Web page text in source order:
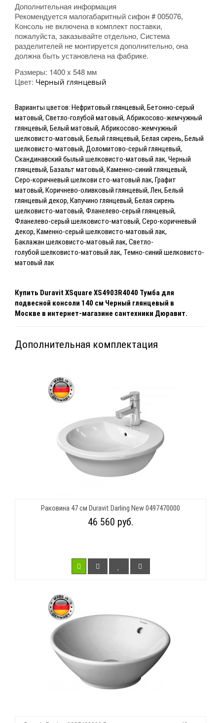
Дополнительная информация
Рекомендуется малогабаритный сифон # 005076,
Консоль не включена в комплект поставки,
пожалуйста, заказывайте отдельно, Система
разделителей не монтируется дополнительно, она
должна быть установлена на фабрике.
Размеры: 1400 x 548 мм
Цвет: Черный глянцевый
Варианты цветов: Нефритовый глянцевый, Бетонно-серый
матовый, Светло-голубой матовый, Абрикосово-жемчужный
глянцевый, Белый матовый, Абрикосово-жемчужный
шелковисто-матовый, Белый глянцевый, Белая сирень, Белый
шелковисто-матовый, Доломитово-серый глянцевый,
Скандинавский былый шелковисто-матовый лак, Черный
глянцевый, Базальт матовый, Каменно-синий глянцевый,
Серо-коричневый шелкови сто-матовый лак, Графит
матовый, Коричнево-оливковый глянцевый, Лен, Белый
глянцевый декор, Капучино глянцевый, Белая сирень
шелковисто-матовый, Фланелево-серый глянцевый,
Фланелево-серый шелковисто-матовый, Серо-коричневый
декор, Каменно-серый шелковисто-матовый лак,
Баклажан шелковисто-матовый лак, Светло-
голубой шелковисто-матовый лак, Темно-синий шелковисто-
матовый лак
Купить Duravit XSquare XS4903R4040 Тумба для
подвесной консоли 140 см Черный глянцевый в
Москве в интернет-магазине сантехники Дюравит.
Дополнительная комплектация
Раковина 47 см Duravit Darling New 0497470000
46 560 руб.